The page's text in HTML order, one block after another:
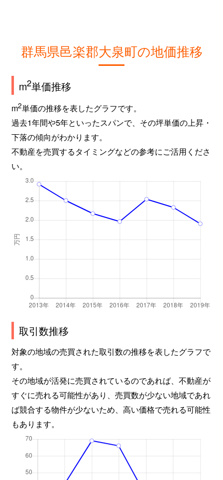
群馬県邑楽郡大泉町の地価推移
m2単価推移
m2単価の推移を表したグラフです。
過去1年間や5年といったスパンで、その坪単価の上昇・
下落の傾向がわかります。
不動産を売買するタイミングなどの参考にご活用くださ
い。
取引数推移
対象の地域の売買された取引数の推移を表したグラフで
す。
その地域が活発に売買されているのであれば、不動産が
すぐに売れる可能性があり、売買数が少ない地域であれ
ば競合する物件が少ないため、高い価格で売れる可能性
もあります。